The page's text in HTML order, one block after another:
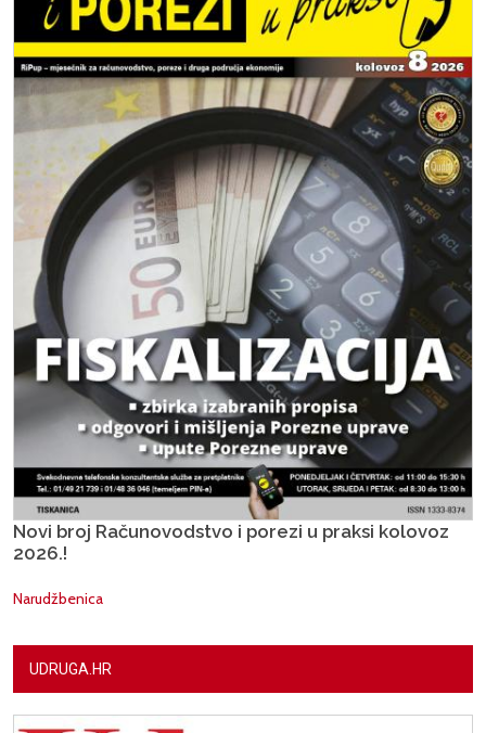
Novi broj Računovodstvo i porezi u praksi kolovoz
2026.!
Narudžbenica
UDRUGA.HR